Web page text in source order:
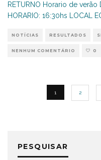
RETURNO Horario de verão
HORARIO: 16:30hs LOCAL
NOTÍCIAS RESULTADOS
NENHUM COMENTÁRIO 0
1 2
PESQUISAR